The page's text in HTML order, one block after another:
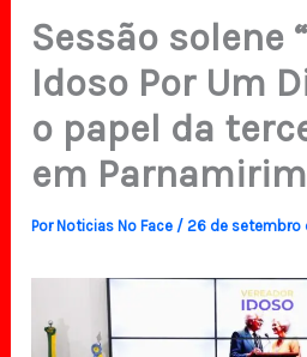
Sessão solene
Idoso Por Um
o papel da
em Parnamirim
PorNoticias No Face /26 de setembro